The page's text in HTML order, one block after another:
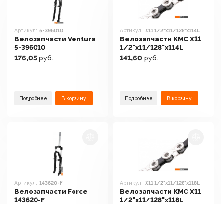
Артикул: 5-396010
Велозапчасти Ventura
5-396010
176,05 руб.
Подробнее В корзину
Артикул: X11 1/2"x11/128"x114L
Велозапчасти KMC X11
1/2"x11/128"x114L
141,60 руб.
Подробнее В корзину
Артикул: 143620-F
Велозапчасти Force
143620-F
Артикул: X11 1/2"x11/128"x118L
Велозапчасти KMC X11
1/2"x11/128"x118L